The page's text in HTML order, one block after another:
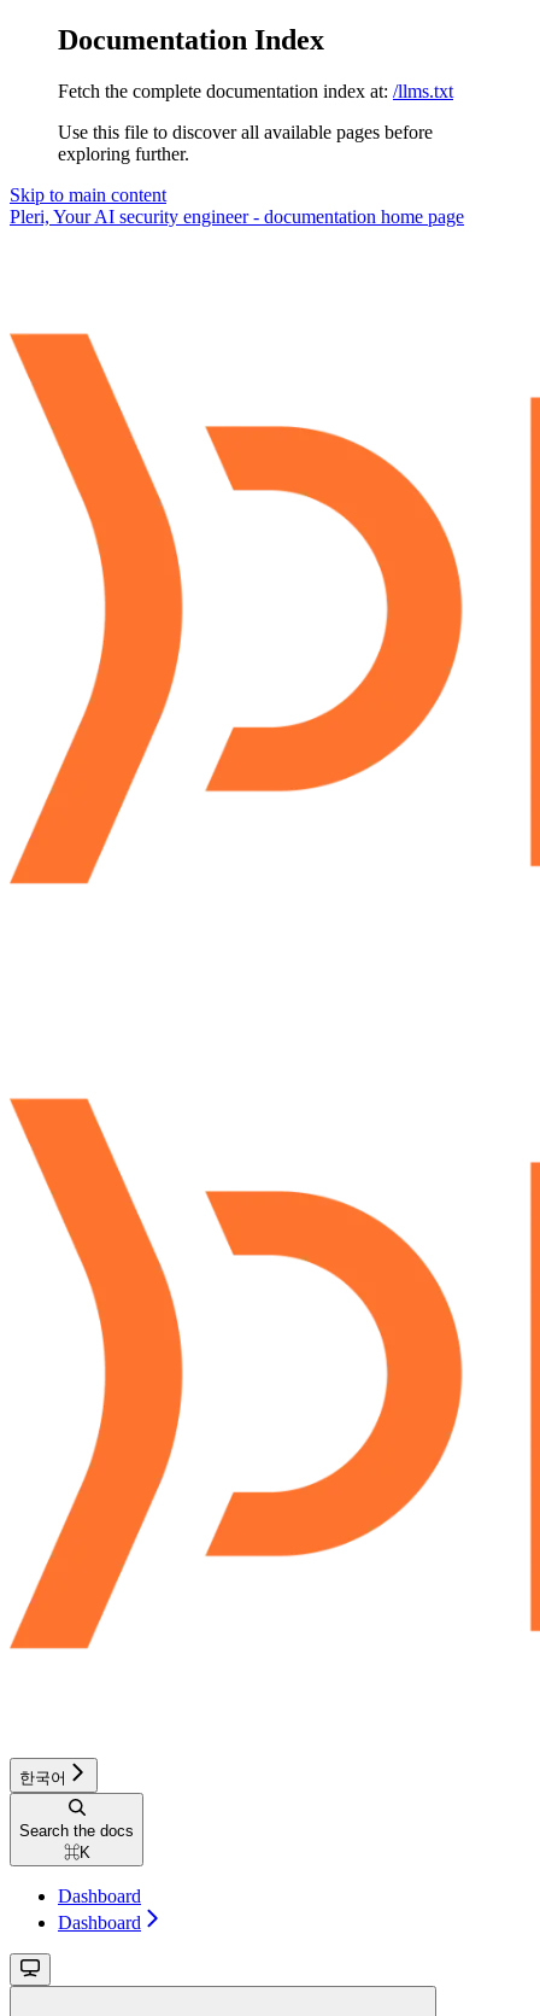
Documentation Index
Fetch the complete documentation index at: /llms.txt
Use this file to discover all available pages before
exploring further.
Skip to main content
Pleri, Your AI security engineer - documentation home page
한국어
Search the docs
⌘K
Dashboard
Dashboard